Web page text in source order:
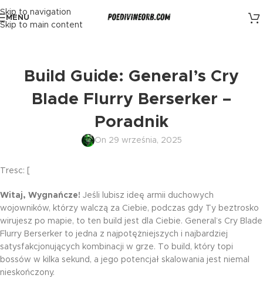
Skip to navigation
Skip to main content
MENU
Build Guide: General’s Cry
Blade Flurry Berserker –
Poradnik
On 29 września, 2025
Tresc: [
Witaj, Wygnańcze! Jeśli lubisz ideę armii duchowych
wojowników, którzy walczą za Ciebie, podczas gdy Ty beztrosko
wirujesz po mapie, to ten build jest dla Ciebie. General’s Cry Blade
Flurry Berserker to jedna z najpotężniejszych i najbardziej
satysfakcjonujących kombinacji w grze. To build, który topi
bossów w kilka sekund, a jego potencjał skalowania jest niemal
nieskończony.